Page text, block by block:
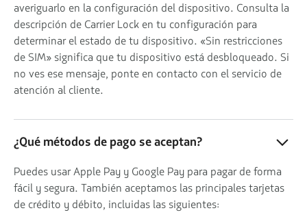
averiguarlo en la configuración del dispositivo. Consulta la
descripción de Carrier Lock en tu configuración para
determinar el estado de tu dispositivo. «Sin restricciones
de SIM» significa que tu dispositivo está desbloqueado. Si
no ves ese mensaje, ponte en contacto con el servicio de
atención al cliente.
¿Qué métodos de pago se aceptan?
Puedes usar Apple Pay y Google Pay para pagar de forma
fácil y segura. También aceptamos las principales tarjetas
de crédito y débito, incluidas las siguientes: